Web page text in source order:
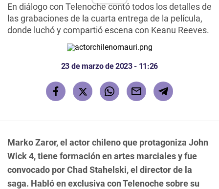
En diálogo con Telenoche contó todos los detalles de
las grabaciones de la cuarta entrega de la película,
donde luchó y compartió escena con Keanu Reeves.
23 de marzo de 2023 - 11:26
Marko Zaror, el actor chileno que protagoniza John
Wick 4, tiene formación en artes marciales y fue
convocado por Chad Stahelski, el director de la
saga. Habló en exclusiva con Telenoche sobre su